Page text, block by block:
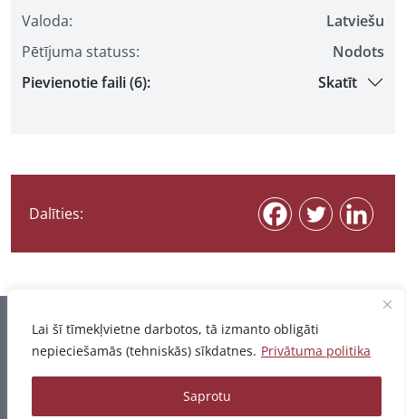
Lai šī tīmekļvietne darbotos, tā izmanto obligāti
nepieciešamās (tehniskās) sīkdatnes. Privātuma politika
Saprotu
Valoda:
Latviešu
Pētījuma statuss:
Nodots
Pievienotie faili (6):
Skatīt
Dalīties:
Informācija pēdējo reizi atjaunota 06.08.2026
© 2026 - Pētījumu un publikāciju datubāze